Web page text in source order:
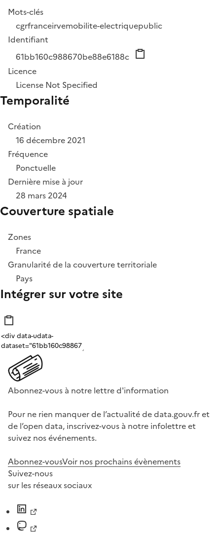
Mots-clés
cgrfranceirvemobilite-electriquepublic
Identifiant
61bb160c988670be88e6188c
Licence
License Not Specified
Temporalité
Création
16 décembre 2021
Fréquence
Ponctuelle
Dernière mise à jour
28 mars 2024
Couverture spatiale
Zones
France
Granularité de la couverture territoriale
Pays
Intégrer sur votre site
Abonnez-vous à notre lettre d'information
Pour ne rien manquer de l’actualité de data.gouv.fr et
de l’open data, inscrivez-vous à notre infolettre et
suivez nos événements.
Abonnez-vousVoir nos prochains évènements
Suivez-nous
sur les réseaux sociaux